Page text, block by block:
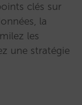
clés sur
la
les
une stratégie